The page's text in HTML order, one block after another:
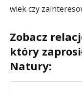
wiek czy
Zobacz
który
Natury: